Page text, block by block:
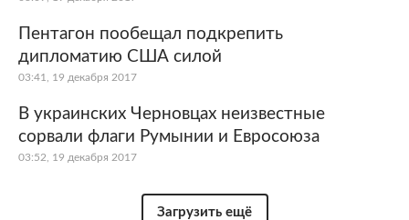
Пентагон пообещал подкрепить
дипломатию США силой
03:41, 19 декабря 2017
В украинских Черновцах неизвестные
сорвали флаги Румынии и Евросоюза
03:52, 19 декабря 2017
Загрузить ещё